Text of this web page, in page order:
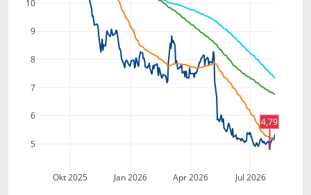
Okt 2025 Jan 2026 Apr 2026 Jul 2026
5
6
7
8
9
10
4,79